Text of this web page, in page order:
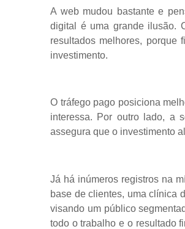
A web mudou bastante e
digital é uma grande ilusão.
resultados melhores, porque
investimento.
O tráfego pago posiciona
interessa. Por outro lado, a
assegura que o investimento
Já há inúmeros registros na
base de clientes, uma clínica
visando um público
todo o trabalho e o resultado